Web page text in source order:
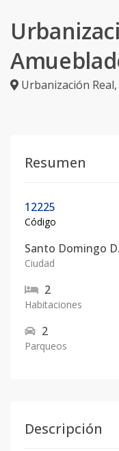
Urbanización Real,
Resumen
12225
Código
Santo Domingo
Ciudad
2
Habitaciones
2
Parqueos
Descripción